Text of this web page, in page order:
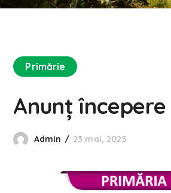
Primărie
Anunț
Admin 23 mai, 2025